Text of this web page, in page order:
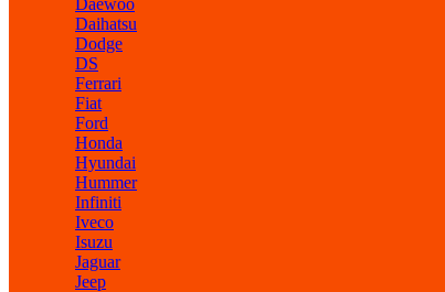
Daewoo
Daihatsu
Dodge
DS
Ferrari
Fiat
Ford
Honda
Hyundai
Hummer
Infiniti
Iveco
Isuzu
Jaguar
Jeep